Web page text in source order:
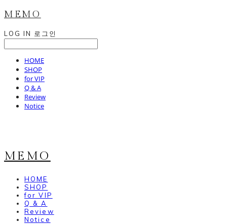
MEMO
LOG IN 로그인
HOME
SHOP
for VIP
Q & A
Review
Notice
MEMO
HOME
SHOP
for VIP
Q & A
Review
Notice